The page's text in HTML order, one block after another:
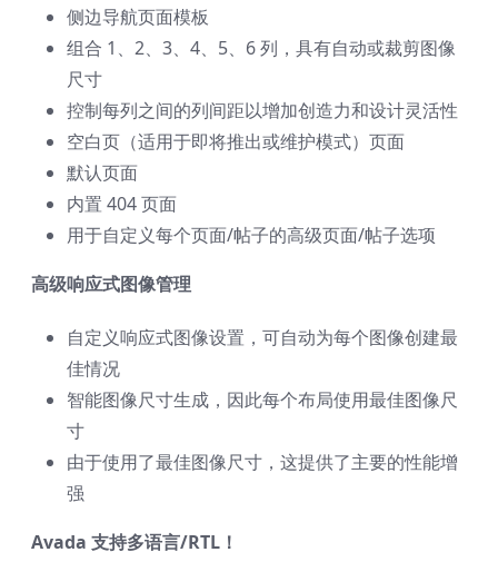
侧边导航页面模板
组合 1、2、3、4、5、6 列，具有自动或裁剪图像
尺寸
控制每列之间的列间距以增加创造力和设计灵活性
空白页（适用于即将推出或维护模式）页面
默认页面
内置 404 页面
用于自定义每个页面/帖子的高级页面/帖子选项
高级响应式图像管理
自定义响应式图像设置，可自动为每个图像创建最
佳情况
智能图像尺寸生成，因此每个布局使用最佳图像尺
寸
由于使用了最佳图像尺寸，这提供了主要的性能增
强
Avada 支持多语言/RTL！